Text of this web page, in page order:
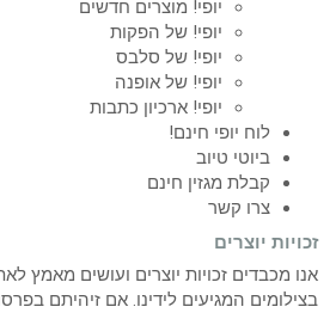
יופי! מוצרים חדשים
יופי! של הפקות
יופי! של סלבס
יופי! של אופנה
יופי! ארכיון כתבות
לוח יופי חינם!
ביוטי טיוב
קבלת מגזין חינם
צרו קשר
זכויות יוצרים
אנו מכבדים זכויות יוצרים ועושים מאמץ
בצילומים המגיעים לידינו. אם זיהיתם